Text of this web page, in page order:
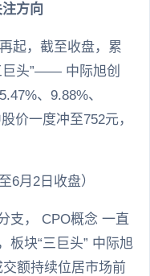
方向
起，截至收盘，累
巨头”—— 中际旭创
、9.88%、
价一度冲至752元，
6月2日收盘）
支， CPO概念 一直
板块“三巨头” 中际旭
额持续位居市场前